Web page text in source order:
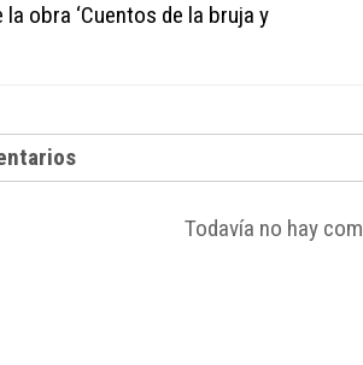
la obra ‘Cuentos de la bruja y
Todavía no hay